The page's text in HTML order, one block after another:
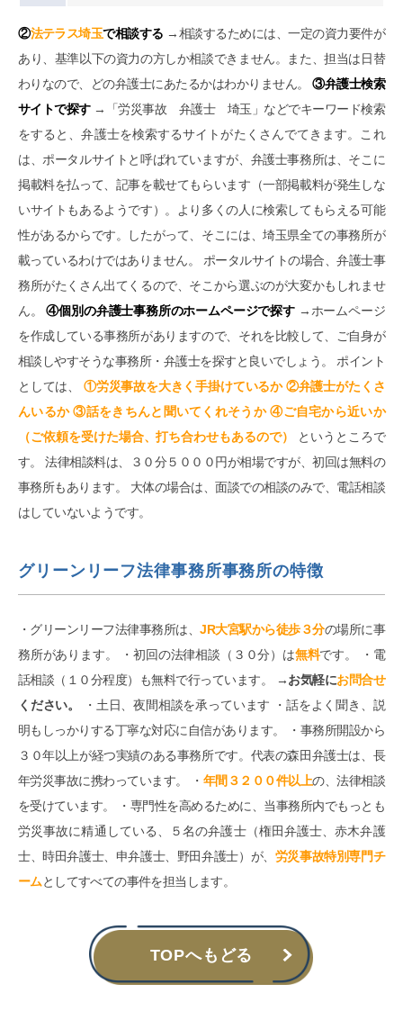
②法テラス埼玉で相談する →相談するためには、一定の資力要件が
あり、基準以下の資力の方しか相談できません。また、担当は日替
わりなので、どの弁護士にあたるかはわかりません。③弁護士検索
サイトで探す→「労災事故 弁護士 埼玉」などでキーワード検索
をすると、弁護士を検索するサイトがたくさんでてきます。これ
は、ポータルサイトと呼ばれていますが、弁護士事務所は、そこに
掲載料を払って、記事を載せてもらいます（一部掲載料が発生しな
いサイトもあるようです）。より多くの人に検索してもらえる可能
性があるからです。したがって、そこには、埼玉県全ての事務所が
載っているわけではありません。 ポータルサイトの場合、弁護士事
務所がたくさん出てくるので、そこから選ぶのが大変かもしれませ
ん。④個別の弁護士事務所のホームページで探す→ホームページ
を作成している事務所がありますので、それを比較して、ご自身が
相談しやすそうな事務所・弁護士を探すと良いでしょう。 ポイント
としては、 ①労災事故を大きく手掛けているか ②弁護士がたくさ
んいるか ③話をきちんと聞いてくれそうか ④ご自宅から近いか
（ご依頼を受けた場合、打ち合わせもあるので）
というところで
す。 法律相談料は、３０分５０００円が相場ですが、初回は無料の
事務所もあります。 大体の場合は、面談での相談のみで、電話相談
はしていないようです。
グリーンリーフ法律事務所事務所の特徴
・グリーンリーフ法律事務所は、JR大宮駅から徒歩３分の場所に事
務所があります。 ・初回の法律相談（３０分）は無料です。 ・電
話相談（１０分程度）も無料で行っています。
→お気軽にお問合せ
ください。
・土日、夜間相談を承っています ・話をよく聞き、説
明もしっかりする丁寧な対応に自信があります。 ・事務所開設から
３０年以上が経つ実績のある事務所です。代表の森田弁護士は、長
年労災事故に携わっています。 ・ 年間３２００件以上の、法律相談
を受けています。 ・専門性を高めるために、当事務所内でもっとも
労災事故に精通している、５名の弁護士（権田弁護士、赤木弁護
士、時田弁護士、申弁護士、野田弁護士）が、 労災事故特別専門チ
ームとしてすべての事件を担当します。
TOPへもどる